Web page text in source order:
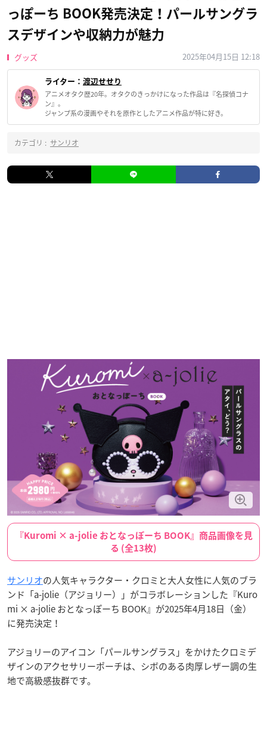
っぽーち BOOK発売決定！パールサングラ
スデザインや収納力が魅力
グッズ 2025年04月15日 12:18
ライター： 渡辺せせり
アニメオタク歴20年。オタクのきっかけになった作品は『名探偵コナ
ン』。
ジャンプ系の漫画やそれを原作としたアニメ作品が特に好き。
カテゴリ : サンリオ
『Kuromi × a-jolie おとなっぽーち BOOK』商品画像を見
る (全13枚)
サンリオの人気キャラクター・クロミと大人女性に人気のブラ
ンド「a-jolie（アジョリー）」がコラボレーションした『Kuro
mi × a-jolie おとなっぽーち BOOK』が2025年4月18日（金）
に発売決定！
アジョリーのアイコン「パールサングラス」をかけたクロミデ
ザインのアクセサリーポーチは、シボのある肉厚レザー調の生
地で高級感抜群です。